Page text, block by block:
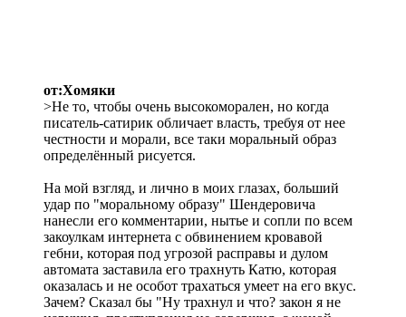
от:Хомяки
>Не то, чтобы очень высокоморален, но когда
писатель-сатирик обличает власть, требуя от нее
честности и морали, все таки моральный образ
определённый рисуется.
На мой взгляд, и лично в моих глазах, больший
удар по "моральному образу" Шендеровича
нанесли его комментарии, нытье и сопли по всем
закоулкам интернета с обвинением кровавой
гебни, которая под угрозой расправы и дулом
автомата заставила его трахнуть Катю, которая
оказалась и не особот трахаться умеет на его вкус.
Зачем? Сказал бы "Ну трахнул и что? закон я не